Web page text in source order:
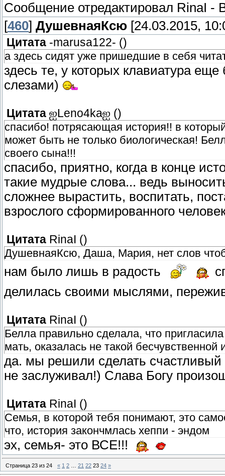
Сообщение отредактировал RinaI -
[460] ДушевнаяКсю [24.03.2015,
Цитата -marusa122- ()
а здесь сидят уже пришедшие в себя
здесь те, у которых клавиатура
слезами)
Цитата ஐLeno4kaஐ ()
спасибо! потрясающая история!! в
может быть не только биологическая!
своего сына!!!
спасибо, приятно, когда в конце
такие мудрые слова... ведь
сложнее вырастить, воспитать,
взрослого сформированного
Цитата RinaI ()
ДушевнаяКсю, Даша, Мария, нет слов
нам было лишь в радость
делилась своими мыслями,
Цитата RinaI ()
Белла правильно сделала, что
мать, оказалась не такой
да. мы решили сделать счастливый
не заслуживал!) Слава Богу
Цитата RinaI ()
Семья, в которой тебя понимают, это
что, история закончмлась хеппи - эндом
эх, семья- это ВСЕ!!!
Страница 23 из 24 « 1 2 21 22 23 24 »